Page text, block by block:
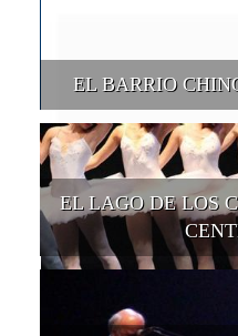
EL BARRIO
EL LAGO DE LOS